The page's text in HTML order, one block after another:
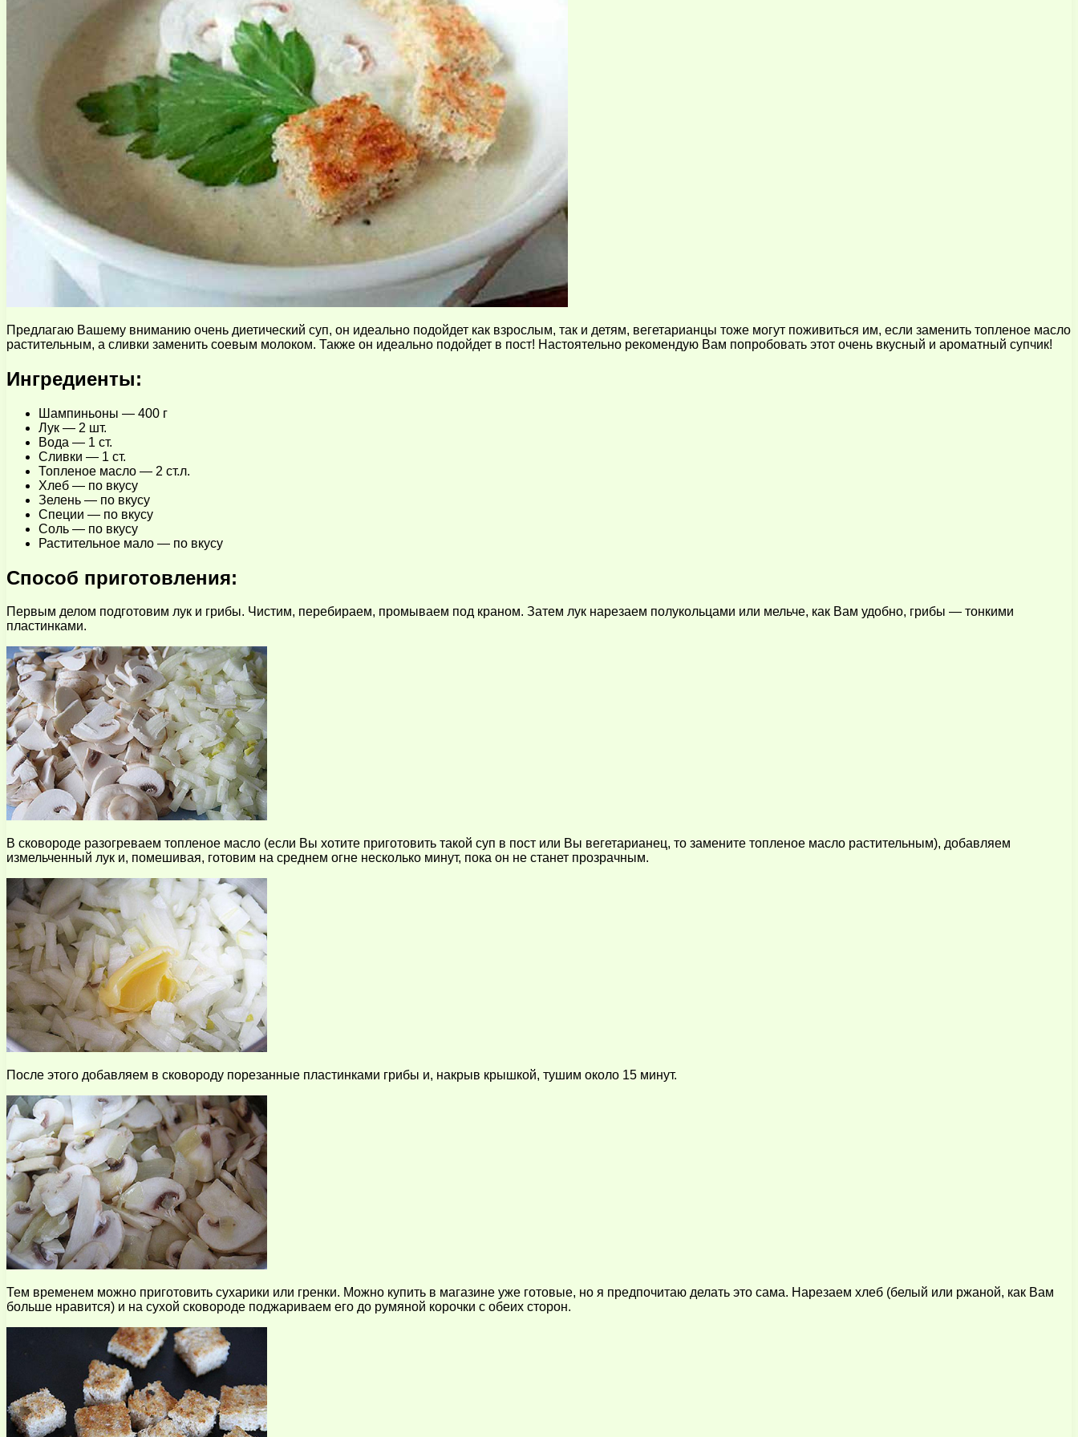
Предлагаю Вашему вниманию очень диетический суп, он идеально подойдет как взрослым, так и детям, вегетарианцы тоже могут поживиться им, если заменить топленое масло
растительным, а сливки заменить соевым молоком. Также он идеально подойдет в пост! Настоятельно рекомендую Вам попробовать этот очень вкусный и ароматный супчик!
Ингредиенты:
Шампиньоны — 400 г
Лук — 2 шт.
Вода — 1 ст.
Сливки — 1 ст.
Топленое масло — 2 ст.л.
Хлеб — по вкусу
Зелень — по вкусу
Специи — по вкусу
Соль — по вкусу
Растительное мало — по вкусу
Способ приготовления:
Первым делом подготовим лук и грибы. Чистим, перебираем, промываем под краном. Затем лук нарезаем полукольцами или мельче, как Вам удобно, грибы — тонкими
пластинками.
В сковороде разогреваем топленое масло (если Вы хотите приготовить такой суп в пост или Вы вегетарианец, то замените топленое масло растительным), добавляем
измельченный лук и, помешивая, готовим на среднем огне несколько минут, пока он не станет прозрачным.
После этого добавляем в сковороду порезанные пластинками грибы и, накрыв крышкой, тушим около 15 минут.
Тем временем можно приготовить сухарики или гренки. Можно купить в магазине уже готовые, но я предпочитаю делать это сама. Нарезаем хлеб (белый или ржаной, как Вам
больше нравится) и на сухой сковороде поджариваем его до румяной корочки с обеих сторон.